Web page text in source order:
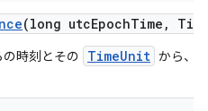
(long utcEpochTime ,
時刻とその TimeUnit から、